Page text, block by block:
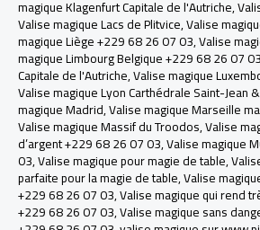
magique Klagenfurt Capitale de l'Autriche,
Valise magique Lacs de Plitvice,Valise
magique Liège +229 68 26 07 03,Valise
magique Limbourg Belgique +229 68 26 07 03
Capitale de l'Autriche,Valise magique
Valise magique Lyon Carthédrale Saint-Jean
magique Madrid,Valise magique Marseille
Valise magique Massif du Troodos,Valise
d’argent +229 68 26 07 03,Valise magique
03,Valise magique pour magie de table,
parfaite pour la magie de table,Valise
+229 68 26 07 03,Valise magique qui rend
+229 68 26 07 03,Valise magique sans